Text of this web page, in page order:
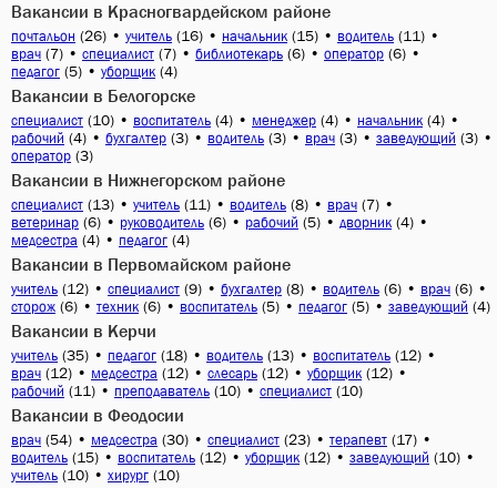
Вакансии в Красногвардейском районе
почтальон (26) • учитель (16) • начальник (15) • водитель (11) •
врач (7) • специалист (7) • библиотекарь (6) • оператор (6) •
педагог (5) • уборщик (4)
Вакансии в Белогорске
специалист (10) • воспитатель (4) • менеджер (4) • начальник (4) •
рабочий (4) • бухгалтер (3) • водитель (3) • врач (3) • заведующий (3) •
оператор (3)
Вакансии в Нижнегорском районе
специалист (13) • учитель (11) • водитель (8) • врач (7) •
ветеринар (6) • руководитель (6) • рабочий (5) • дворник (4) •
медсестра (4) • педагог (4)
Вакансии в Первомайском районе
учитель (12) • специалист (9) • бухгалтер (8) • водитель (6) • врач (6) •
сторож (6) • техник (6) • воспитатель (5) • педагог (5) • заведующий (4)
Вакансии в Керчи
учитель (35) • педагог (18) • водитель (13) • воспитатель (12) •
врач (12) • медсестра (12) • слесарь (12) • уборщик (12) •
рабочий (11) • преподаватель (10) • специалист (10)
Вакансии в Феодосии
врач (54) • медсестра (30) • специалист (23) • терапевт (17) •
водитель (15) • воспитатель (12) • уборщик (12) • заведующий (10) •
учитель (10) • хирург (10)